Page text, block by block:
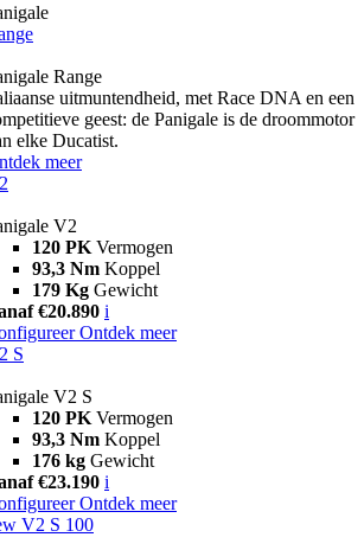
Range
uitmuntendheid, met Race DNA en een
geest: de Panigale is de droommotor
elke Ducatist.
meer
V2
120 PK Vermogen
93,3 Nm Koppel
179 Kg Gewicht
€20.890 i
Ontdek meer
S
V2 S
120 PK Vermogen
93,3 Nm Koppel
176 kg Gewicht
€23.190 i
Ontdek meer
V2 S 100